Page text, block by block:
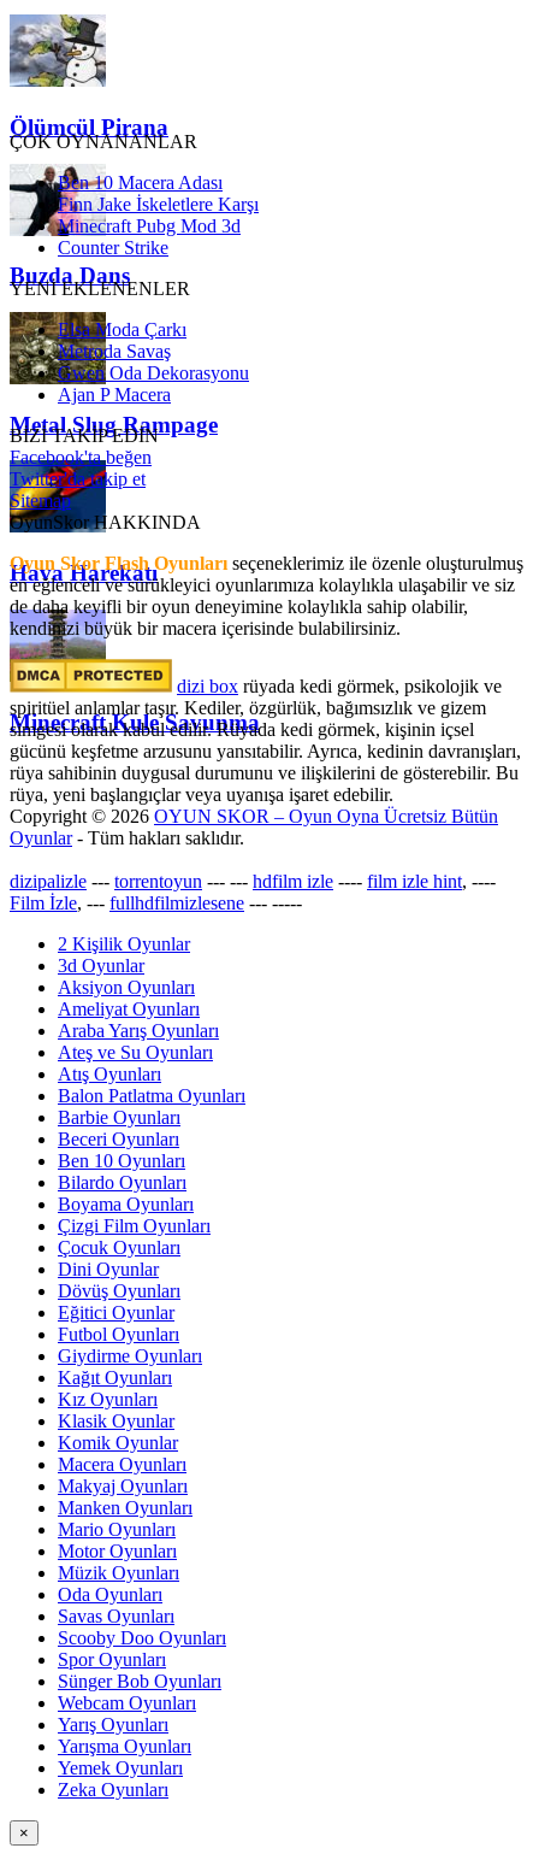
Ölümcül Pirana
Buzda Dans
Metal Slug Rampage
Hava Harekatı
Minecraft Kule Savunma
ÇOK OYNANANLAR
Ben 10 Macera Adası
Finn Jake İskeletlere Karşı
Minecraft Pubg Mod 3d
Counter Strike
YENİ EKLENENLER
Elsa Moda Çarkı
Metroda Savaş
Gwen Oda Dekorasyonu
Ajan P Macera
BİZİ TAKİP EDİN
Facebook'ta beğen
Twitter'da takip et
Sitemap
OyunSkor HAKKINDA
Oyun Skor Flash Oyunları seçeneklerimiz ile özenle oluşturulmuş
en eğlenceli ve sürükleyici oyunlarımıza kolaylıkla ulaşabilir ve siz
de daha keyifli bir oyun deneyimine kolaylıkla sahip olabilir,
kendinizi büyük bir macera içerisinde bulabilirsiniz.
dizi box rüyada kedi görmek​, psikolojik ve
spiritüel anlamlar taşır. Kediler, özgürlük, bağımsızlık ve gizem
simgesi olarak kabul edilir. Rüyada kedi görmek, kişinin içsel
gücünü keşfetme arzusunu yansıtabilir. Ayrıca, kedinin davranışları,
rüya sahibinin duygusal durumunu ve ilişkilerini de gösterebilir. Bu
rüya, yeni başlangıçlar veya uyanışa işaret edebilir.
Copyright © 2026 OYUN SKOR – Oyun Oyna Ücretsiz Bütün
Oyunlar- Tüm hakları saklıdır.
dizipalizle --- torrentoyun --- --- hdfilm izle ---- film izle hint, ----
Film İzle, --- fullhdfilmizlesene --- -----
2 Kişilik Oyunlar
3d Oyunlar
Aksiyon Oyunları
Ameliyat Oyunları
Araba Yarış Oyunları
Ateş ve Su Oyunları
Atış Oyunları
Balon Patlatma Oyunları
Barbie Oyunları
Beceri Oyunları
Ben 10 Oyunları
Bilardo Oyunları
Boyama Oyunları
Çizgi Film Oyunları
Çocuk Oyunları
Dini Oyunlar
Dövüş Oyunları
Eğitici Oyunlar
Futbol Oyunları
Giydirme Oyunları
Kağıt Oyunları
Kız Oyunları
Klasik Oyunlar
Komik Oyunlar
Macera Oyunları
Makyaj Oyunları
Manken Oyunları
Mario Oyunları
Motor Oyunları
Müzik Oyunları
Oda Oyunları
Savas Oyunları
Scooby Doo Oyunları
Spor Oyunları
Sünger Bob Oyunları
Webcam Oyunları
Yarış Oyunları
Yarışma Oyunları
Yemek Oyunları
Zeka Oyunları
×